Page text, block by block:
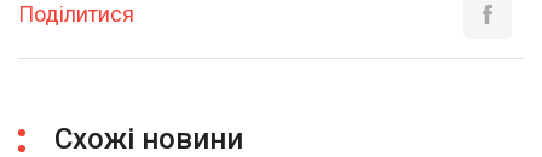
Поділитися
Схожі новини